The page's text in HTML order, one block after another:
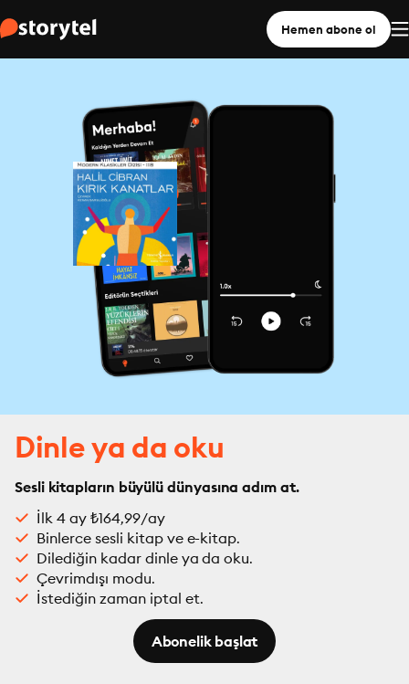
Hemen abone ol
Dinle ya da oku
Sesli kitapların büyülü dünyasına adım at.
İlk 4 ay ₺164,99/ay
Binlerce sesli kitap ve e-kitap.
Dilediğin kadar dinle ya da oku.
Çevrimdışı modu.
İstediğin zaman iptal et.
Abonelik başlat